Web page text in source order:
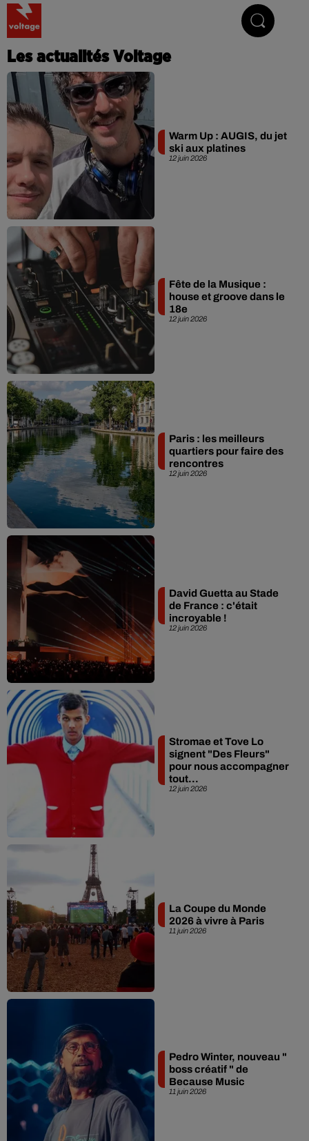
Les actualités Voltage
12 juin 2026
Warm Up : AUGIS, du jet
ski aux platines
12 juin 2026
Fête de la Musique :
house et groove dans le
18e
12 juin 2026
Paris : les meilleurs
quartiers pour faire des
rencontres
12 juin 2026
David Guetta au Stade
de France : c'était
incroyable !
12 juin 2026
Stromae et Tove Lo
signent "Des Fleurs"
pour nous accompagner
tout...
11 juin 2026
La Coupe du Monde
2026 à vivre à Paris
11 juin 2026
Pedro Winter, nouveau "
boss créatif " de
Because Music